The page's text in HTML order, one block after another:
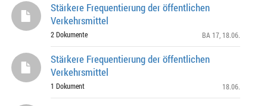
Stärkere Frequentierung der öffentlichen
Verkehrsmittel
2 Dokumente BA 17 , 18.06.
Stärkere Frequentierung der öffentlichen
Verkehrsmittel
1 Dokument 18.06.